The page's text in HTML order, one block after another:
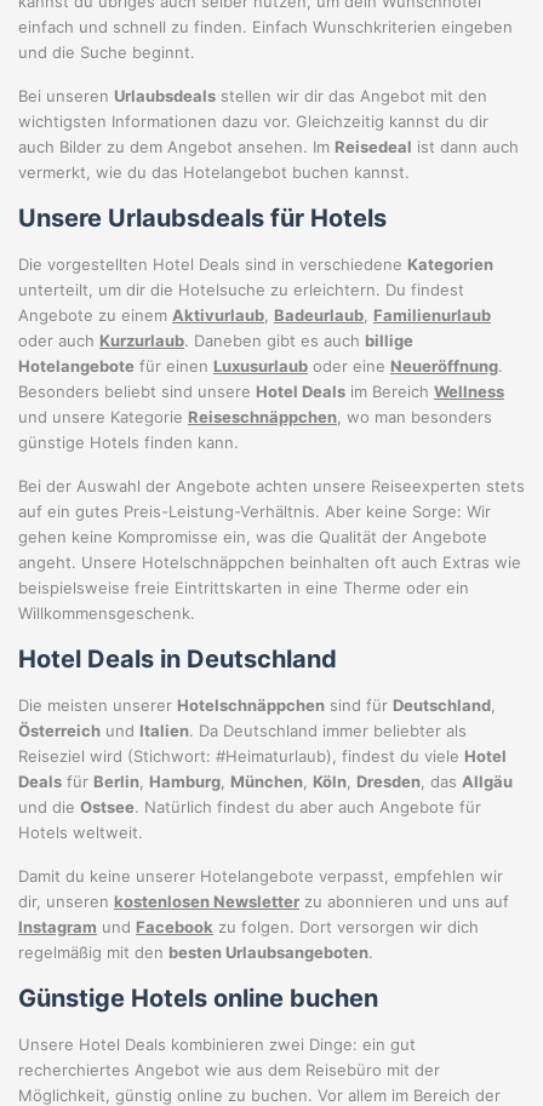
einfach und schnell zu finden. Einfach Wunschkriterien eingeben
und die Suche beginnt.
Bei unseren Urlaubsdeals stellen wir dir das Angebot mit den
wichtigsten Informationen dazu vor. Gleichzeitig kannst du dir
auch Bilder zu dem Angebot ansehen. Im Reisedeal ist dann auch
vermerkt, wie du das Hotelangebot buchen kannst.
Unsere Urlaubsdeals für Hotels
Die vorgestellten Hotel Deals sind in verschiedene Kategorien
unterteilt, um dir die Hotelsuche zu erleichtern. Du findest
Angebote zu einem Aktivurlaub Badeurlaub Familienurlaub
oder auch Kurzurlaub. Daneben gibt es auch billige
Hotelangebote für einen Luxusurlaub oder eine Neueröffnung.
Besonders beliebt sind unsere Hotel Deals im Bereich Wellness
und unsere Kategorie Reiseschnäppchen , wo man besonders
günstige Hotels finden kann.
Bei der Auswahl der Angebote achten unsere Reiseexperten stets
auf ein gutes Preis-Leistung-Verhältnis. Aber keine Sorge: Wir
gehen keine Kompromisse ein, was die Qualität der Angebote
angeht. Unsere Hotelschnäppchen beinhalten oft auch Extras wie
beispielsweise freie Eintrittskarten in eine Therme oder ein
Willkommensgeschenk.
Hotel Deals in Deutschland
Die meisten unserer Hotelschnäppchen sind für Deutschland
Österreich und Italien. Da Deutschland immer beliebter als
Reiseziel wird (Stichwort: #Heimaturlaub), findest du viele Hotel
Deals für Berlin Hamburg München Köln Dresden , das Allgäu
und die Ostsee. Natürlich findest du aber auch Angebote für
Hotels weltweit.
Damit du keine unserer Hotelangebote verpasst, empfehlen wir
dir, unseren kostenlosen Newsletter zu abonnieren und uns auf
Instagram und Facebook zu folgen. Dort versorgen wir dich
regelmäßig mit den besten Urlaubsangeboten.
Günstige Hotels online buchen
Unsere Hotel Deals kombinieren zwei Dinge: ein gut
recherchiertes Angebot wie aus dem Reisebüro mit der
Möglichkeit, günstig online zu buchen. Vor allem im Bereich der